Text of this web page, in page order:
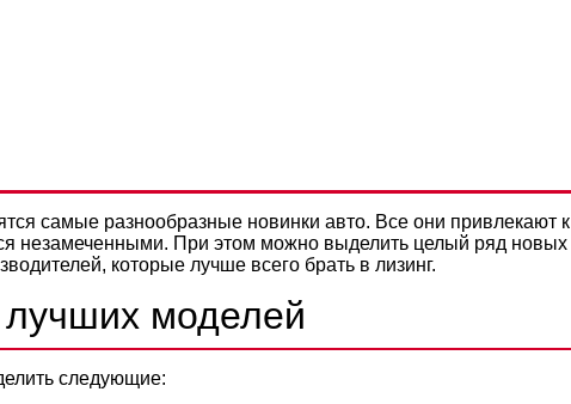
самые разнообразные новинки авто. Все они привлекают к
незамеченными. При этом можно выделить целый ряд новых
которые лучше всего брать в лизинг.
лучших моделей
следующие: